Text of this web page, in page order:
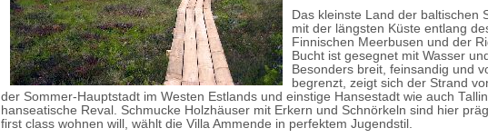
Das kleinste Land der baltischen
mit der längsten Küste entlang
Finnischen Meerbusen und der
Bucht ist gesegnet mit Wasser
Besonders breit, feinsandig und
begrenzt, zeigt sich der Strand
der Sommer-Hauptstadt im Westen Estlands und einstige Hansestadt wie auch
hanseatische Reval. Schmucke Holzhäuser mit Erkern und Schnörkeln sind hier
first class wohnen will, wählt die Villa Ammende in perfektem Jugendstil.